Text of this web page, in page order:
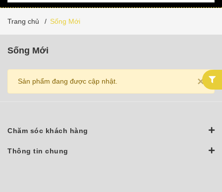
Trang chủ / Sống Mới
Sống Mới
×
Sản phẩm đang được cập nhật.
Chăm sóc khách hàng
Thông tin chung